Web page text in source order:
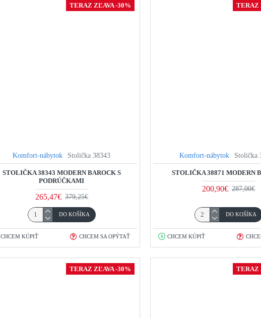
TERAZ ZĽAVA -30%
Komfort-nábytok Stolička 38343
STOLIČKA 38343 MODERN BAROCK S
PODRÚČKAMI
265,47€ 379,25€
DO KOŠÍKA
CHCEM KÚPIŤ CHCEM SA OPÝTAŤ
TERAZ
Komfort-nábytok Stolička
STOLIČKA 38871 MODERN
200,90€ 287,00€
DO KOŠÍKA
CHCEM KÚPIŤ
TERAZ ZĽAVA -30% TERAZ